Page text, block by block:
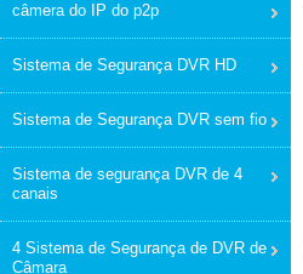
câmera do IP do p2p
Sistema de Segurança DVR HD
Sistema de Segurança DVR sem fio
Sistema de segurança DVR de 4
canais
4 Sistema de Segurança de DVR de
Câmara